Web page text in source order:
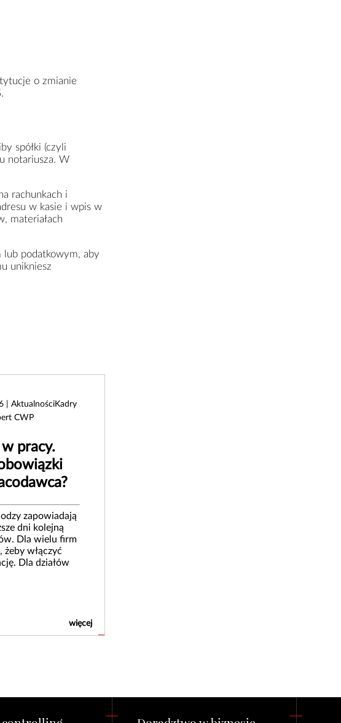
o zmianie
spółki (czyli
notariusza. W
rachunkach i
w kasie i wpis w
materiałach
lub podatkowym, aby
unikniesz
| AktualnościKadry
CWP
w pracy.
zapowiadają
dni kolejną
Dla wielu firm
żeby włączyć
Dla działów
więcej